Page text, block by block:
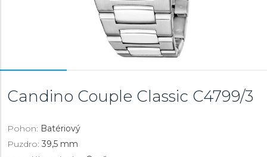
Candino Couple Classic C4799/3
Pohon: Batériový
Puzdro: 39,5 mm